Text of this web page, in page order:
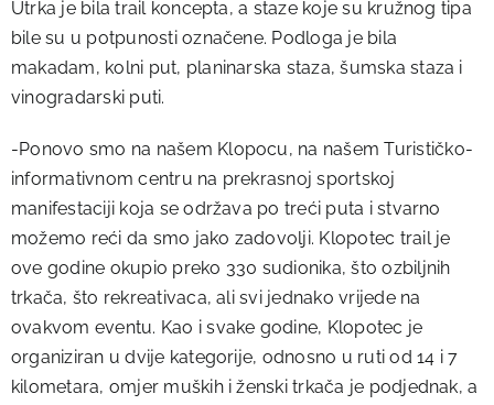
Utrka je bila trail koncepta, a staze koje su kružnog tipa
bile su u potpunosti označene. Podloga je bila
makadam, kolni put, planinarska staza, šumska staza i
vinogradarski puti.
-Ponovo smo na našem Klopocu, na našem Turističko-
informativnom centru na prekrasnoj sportskoj
manifestaciji koja se održava po treći puta i stvarno
možemo reći da smo jako zadovolji. Klopotec trail je
ove godine okupio preko 330 sudionika, što ozbiljnih
trkača, što rekreativaca, ali svi jednako vrijede na
ovakvom eventu. Kao i svake godine, Klopotec je
organiziran u dvije kategorije, odnosno u ruti od 14 i 7
kilometara, omjer muških i ženski trkača je podjednak, a